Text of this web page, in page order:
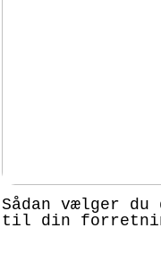
Sådan vælger
til din